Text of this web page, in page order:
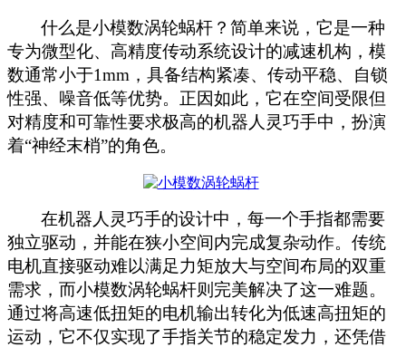
什么是小模数涡轮蜗杆？简单来说，它是一种
专为微型化、高精度传动系统设计的减速机构，模
数通常小于1mm，具备结构紧凑、传动平稳、自锁
性强、噪音低等优势。正因如此，它在空间受限但
对精度和可靠性要求极高的机器人灵巧手中，扮演
着“神经末梢”的角色。
在机器人灵巧手的设计中，每一个手指都需要
独立驱动，并能在狭小空间内完成复杂动作。传统
电机直接驱动难以满足力矩放大与空间布局的双重
需求，而小模数涡轮蜗杆则完美解决了这一难题。
通过将高速低扭矩的电机输出转化为低速高扭矩的
运动，它不仅实现了手指关节的稳定发力，还凭借